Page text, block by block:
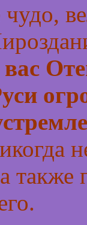
вас
также